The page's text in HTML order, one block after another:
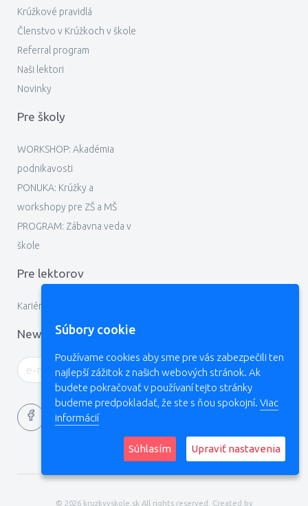
Krúžkové pravidlá
Členstvo v Krúžkoch v škole
Referral program
Naši lektori
Novinky
Pre školy
WORKSHOP: Akadémia
podnikavosti
PONUKA: Krúžky a
workshopy pre ZŠ a MŠ
PROGRAM: Zábavna veda v
škole
Pre lektorov
Kariéra
Newsletter
Ochrana osobných údajov Súbory cookies
© 2026 kruzkyvskole.sk All rights reserved. Created by
Súbory cookie
Používame cookies aby sme pre vás zabezpečili ten
najlepší zážitok z našich webových stránok. Ak
budete pokračovať v používaní tejto stránky
budeme predpokladať, že ste s ňou spokojní. Viac
informácií
Súhlasím Upraviť nastavenia